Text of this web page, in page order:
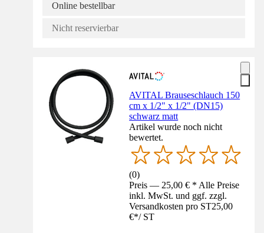
Online bestellbar
Nicht reservierbar
AVITAL Brauseschlauch 150
cm x 1/2" x 1/2" (DN15)
schwarz matt
Artikel wurde noch nicht
bewertet.
(0)
Preis — 25,00 € * Alle Preise
inkl. MwSt. und ggf. zzgl.
Versandkosten pro ST25,00
€*/ ST